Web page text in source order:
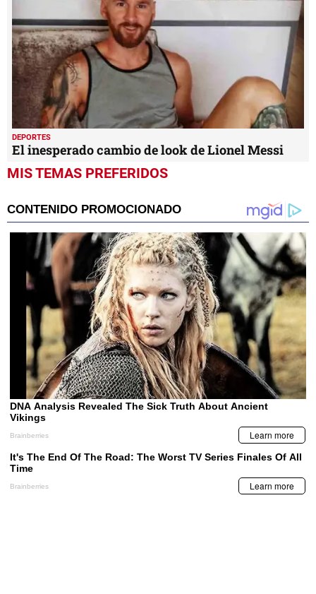
DEPORTES
El inesperado cambio de look de Lionel Messi
MIS TEMAS PREFERIDOS